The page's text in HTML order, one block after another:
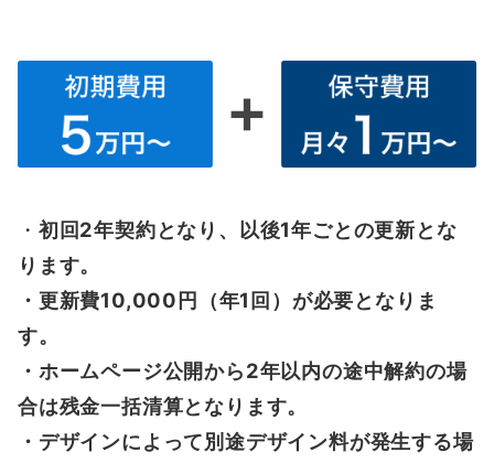
・ 初回2年契約となり、以後1年ごとの更新とな
ります。
・更新費10,000円（年1回）が必要となりま
す。
・ホームページ公開から2年以内の途中解約の場
合は残金一括清算となります。
・デザインによって別途デザイン料が発生する場